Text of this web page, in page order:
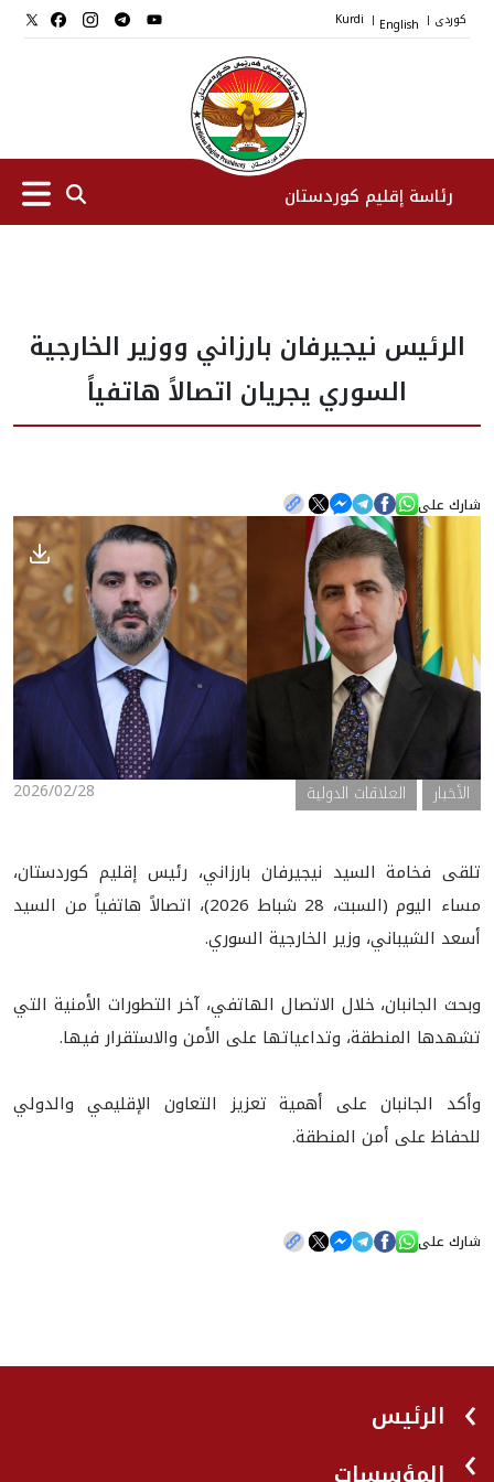
کوردی |
English
|
Kurdi
رئاسة إقليم كوردستان
نواب الرئيس
طاقم الرئاسة
المؤسسات
الأخبار
المعرض
الرئيس نيجيرفان بارزاني ووزير الخارجية
السوري يجريان اتصالاً هاتفياً
شارك على
2026/02/28 الأخبار العلاقات الدولية
تلقى فخامة السيد نيجيرفان بارزاني، رئيس إقليم كوردستان،
مساء اليوم (السبت، 28 شباط 2026)، اتصالاً هاتفياً من السيد
أسعد الشيباني، وزير الخارجية السوري.
وبحث الجانبان، خلال الاتصال الهاتفي، آخر التطورات الأمنية التي
تشهدها المنطقة، وتداعياتها على الأمن والاستقرار فيها.
وأكد الجانبان على أهمية تعزيز التعاون الإقليمي والدولي
للحفاظ على أمن المنطقة.
شارك على
الرئيس